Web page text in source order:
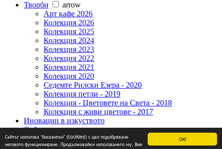
ОК!
Сайтът използва “бисквитки” (cookies) с цел подобряване
неговото функциониране. Продължавайки използването му, Вие
Творби
arrow
Арт кафе 2026
Колекция 2026
Колекция 2025
Колекция 2024
Колекция 2023
Колекция 2022
Колекция 2021
Колекция 2020
Седемте Рилски Езера - 2020
Колекция петли - 2019
Колекция - Цветовете на Света - 2018
Колекция с живи цветове - 2017
Иновации в изкуството
Събития
Новини
Контакти